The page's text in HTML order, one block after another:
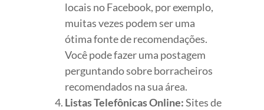
locais no Facebook, por exemplo,
muitas vezes podem ser uma
ótima fonte de recomendações.
Você pode fazer uma postagem
perguntando sobre borracheiros
recomendados na sua área.
Listas Telefônicas Online:Sites de